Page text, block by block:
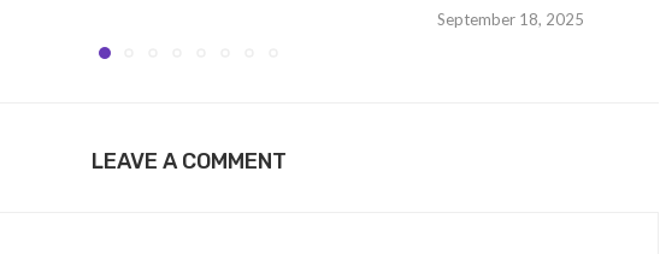
September 18, 2025
LEAVE A COMMENT